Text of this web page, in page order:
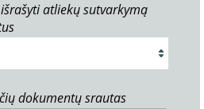
atliekų sutvarkymą
dokumentų srautas